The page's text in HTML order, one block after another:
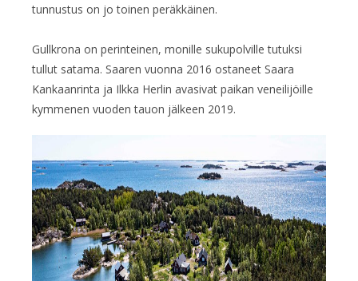
tunnustus on jo toinen peräkkäinen.
Gullkrona on perinteinen, monille sukupolville tutuksi
tullut satama. Saaren vuonna 2016 ostaneet Saara
Kankaanrinta ja Ilkka Herlin avasivat paikan veneilijöille
kymmenen vuoden tauon jälkeen 2019.